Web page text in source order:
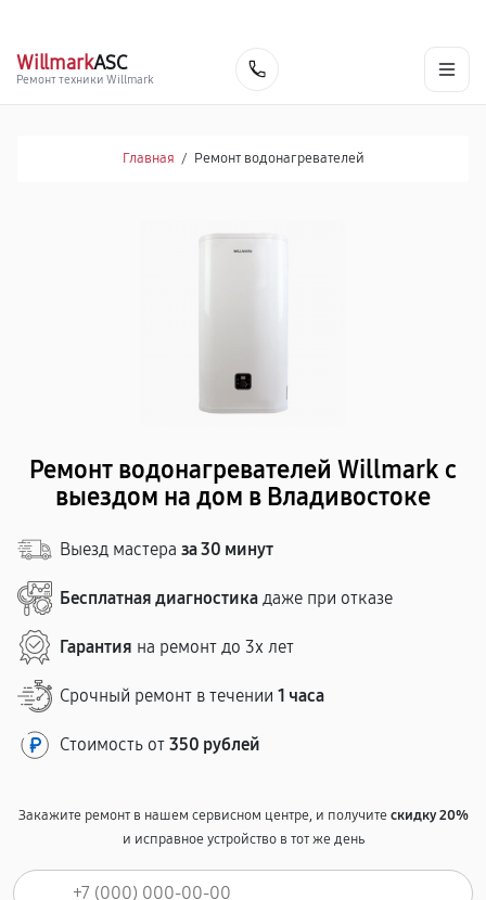
WillmarkASC
Ремонт техники Willmark
Главная / Ремонт водонагревателей
Ремонт водонагревателей Willmark с
выездом на дом в Владивостоке
Выезд мастера за 30 минут
Бесплатная диагностика даже при отказе
Гарантия на ремонт до 3х лет
Срочный ремонт в течении 1 часа
Стоимость от 350 рублей
Закажите ремонт в нашем сервисном центре, и получитескидку 20%
и исправное устройство в тот же день